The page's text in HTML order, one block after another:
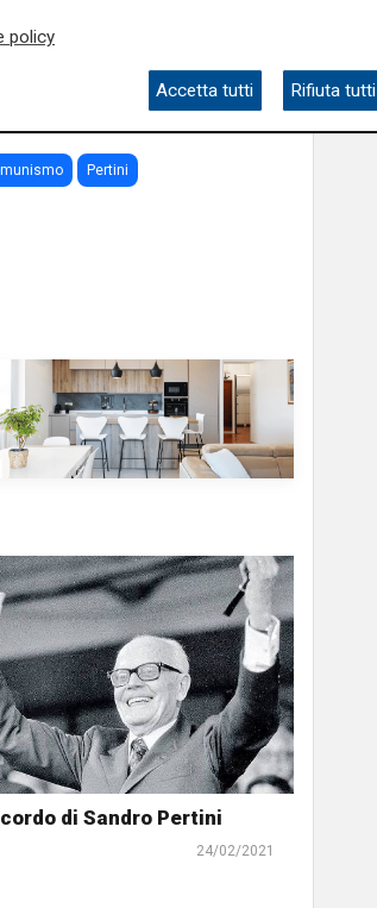
sulla Liguria seguiteci sul
Pertini
di Sandro Pertini
24/02/2021
policy
Accetta tutti Rifiuta tutti